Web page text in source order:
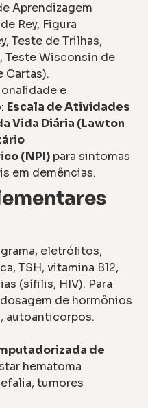
Aprendizagem
Rey, Figura
Teste de Trilhas,
Teste Wisconsin de
Cartas).
e
Escala de Atividades
Vida Diária (Lawton
(NPI) para sintomas
em demências.
eletrólitos,
TSH, vitamina B12,
(sífilis, HIV). Para
de hormônios
autoanticorpos.
de
hematoma
tumores